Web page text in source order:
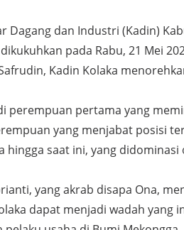
Dagang dan Industri (Kadin)
pada Rabu, 21 Mei
Kadin Kolaka
perempuan pertama yang
yang menjabat posisi
hingga saat ini, yang
yang akrab disapa Ona,
dapat menjadi wadah yang